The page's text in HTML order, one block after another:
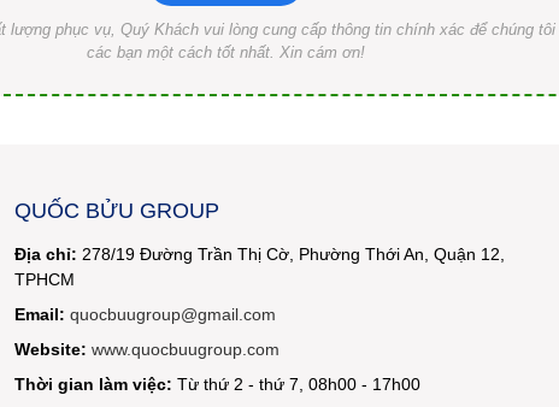
lượng phục vụ, Quý Khách vui lòng cung cấp thông tin chính xác để chúng
các bạn một cách tốt nhất. Xin cám ơn!
QUỐC BỬU GROUP
Địa chỉ: 278/19 Đường Trần Thị Cờ, Phường Thới An, Quận 12,
TPHCM
Email: quocbuugroup@gmail.com
Website: www.quocbuugroup.com
Thời gian làm việc: Từ thứ 2 - thứ 7, 08h00 - 17h00